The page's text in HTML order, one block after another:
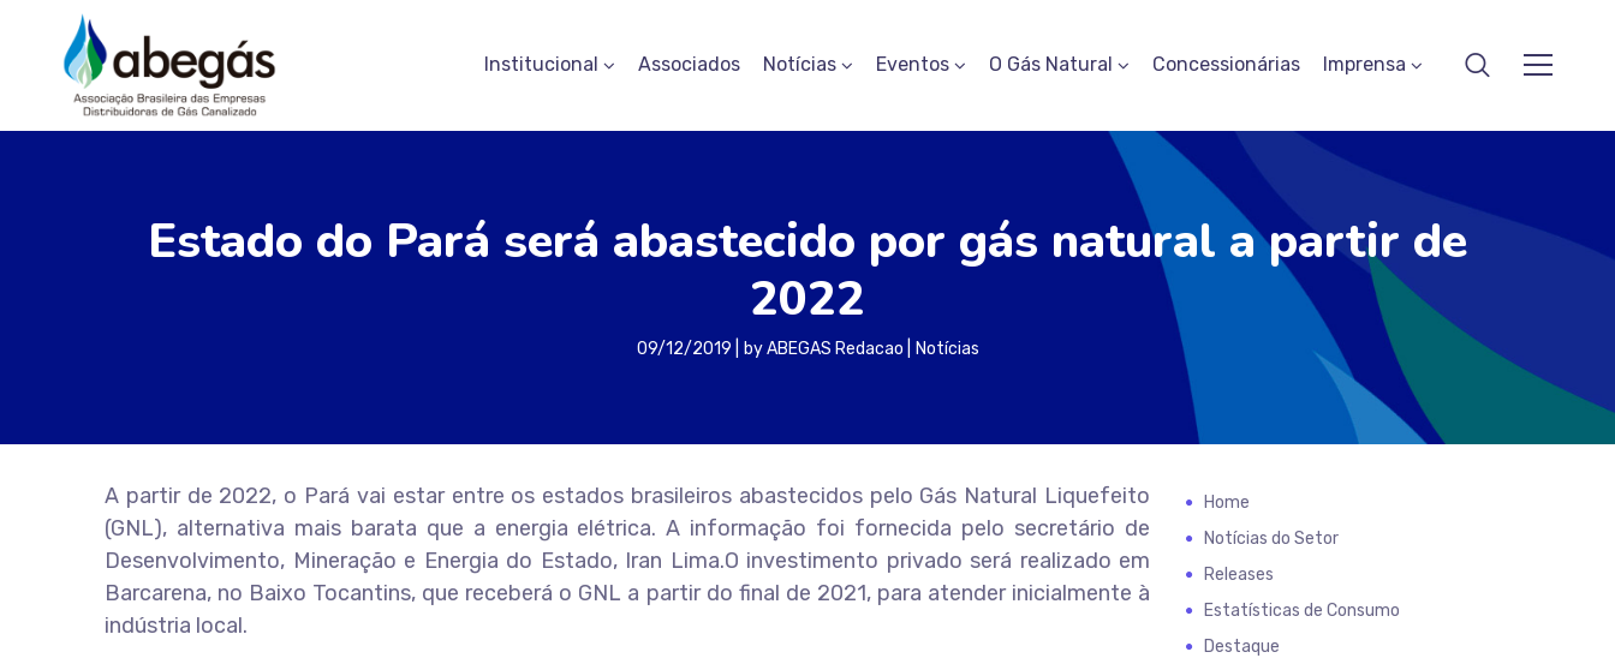
Institucional Associados Notícias Eventos O Gás Natural Concessionárias Imprensa
Estado do Pará será abastecido por gás natural a partir de
2022
09/12/2019 byABEGAS Redacao Notícias
A partir de 2022, o Pará vai estar entre os estados brasileiros abastecidos pelo Gás Natural Liquefeito
(GNL), alternativa mais barata que a energia elétrica. A informação foi fornecida pelo secretário de
Desenvolvimento, Mineração e Energia do Estado, Iran Lima.O investimento privado será realizado em
Barcarena, no Baixo Tocantins, que receberá o GNL a partir do final de 2021, para atender inicialmente à
indústria local.
Home
Notícias do Setor
Releases
Estatísticas de Consumo
Destaque